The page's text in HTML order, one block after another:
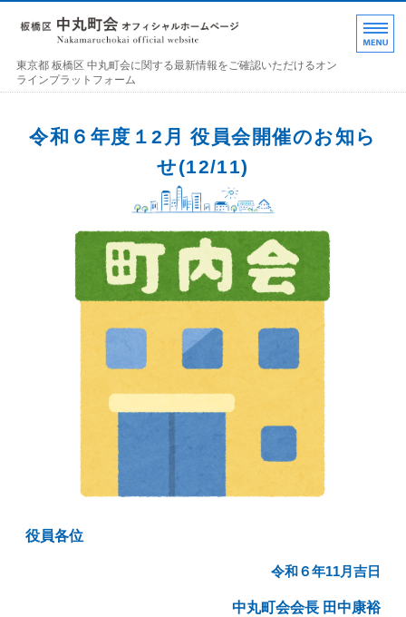
東京都 板橋区 中丸町
東京都 板橋区 中丸町会に関する最新情報をご確認いただけるオン
ラインプラットフォーム
町会加入のお誘い
お問い合わせ･連絡事項
令和６年度１2月 役員会開催のお知ら
せ(12/11)
役員各位
令和６年11月吉日
中丸町会会長 田中康裕